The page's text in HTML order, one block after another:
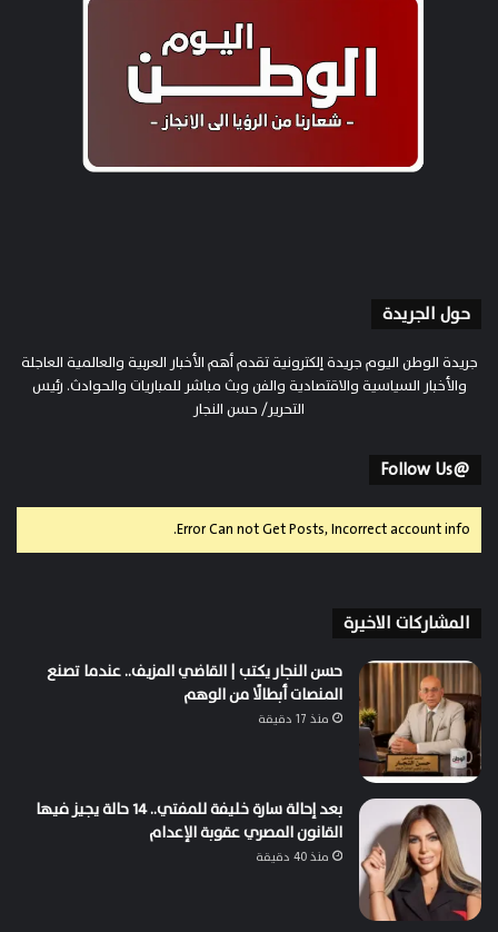
حول الجريدة
جريدة الوطن اليوم جريدة إلكترونية تقدم أهم الأخبار العربية والعالمية العاجلة
والأخبار السياسية والاقتصادية والفن وبث مباشر للمباريات والحوادث. رئيس
التحرير/ حسن النجار
@Follow Us
Error Can not Get Posts, Incorrect account info.
المشاركات الاخيرة
حسن النجار يكتب | القاضي المزيف.. عندما تصنع
المنصات أبطالًا من الوهم
منذ 17 دقيقة
بعد إحالة سارة خليفة للمفتي.. 14 حالة يجيز فيها
القانون المصري عقوبة الإعدام
منذ 40 دقيقة